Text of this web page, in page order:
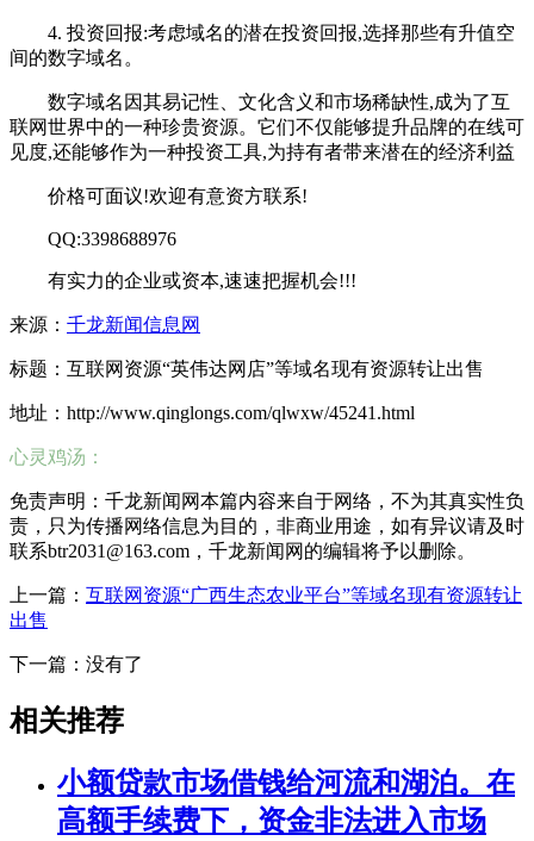
4. 投资回报:考虑域名的潜在投资回报,选择那些有升值空
间的数字域名。
数字域名因其易记性、文化含义和市场稀缺性,成为了互
联网世界中的一种珍贵资源。它们不仅能够提升品牌的在线可
见度,还能够作为一种投资工具,为持有者带来潜在的经济利益
价格可面议!欢迎有意资方联系!
QQ:3398688976
有实力的企业或资本,速速把握机会!!!
来源： 千龙新闻信息网
标题：互联网资源“英伟达网店”等域名现有资源转让出售
地址：http://www.qinglongs.com/qlwxw/45241.html
心灵鸡汤：
免责声明：千龙新闻网本篇内容来自于网络，不为其真实性负
责，只为传播网络信息为目的，非商业用途，如有异议请及时
联系btr2031@163.com，千龙新闻网的编辑将予以删除。
上一篇： 互联网资源“广西生态农业平台”等域名现有资源转让
出售
下一篇：没有了
相关推荐
小额贷款市场借钱给河流和湖泊。在
高额手续费下，资金非法进入市场